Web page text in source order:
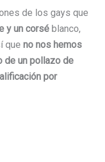
de los gays que
y un corsé blanco,
que no nos hemos
de un pollazo de
por